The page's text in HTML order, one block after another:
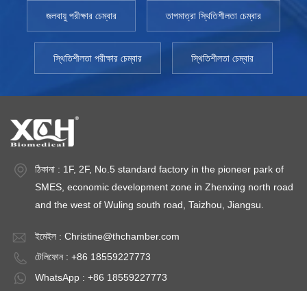
জলবায়ু পরীক্ষার চেম্বার তাপমাত্রা স্থিতিশীলতা চেম্বার
স্থিতিশীলতা পরীক্ষার চেম্বার স্থিতিশীলতা চেম্বার
ঠিকানা : 1F, 2F, No.5 standard factory in the pioneer park of
SMES, economic development zone in Zhenxing north road
and the west of Wuling south road, Taizhou, Jiangsu.
ইমেইল : Christine@thchamber.com
টেলিফোন : +86 18559227773
WhatsApp : +86 18559227773